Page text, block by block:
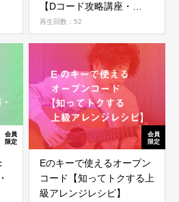
【Dコード攻略講座・
STEP 01】
再生回数：52
Eのキーで使えるオープン
コード【知ってトクする上
級アレンジレシピ】
新規会員登録